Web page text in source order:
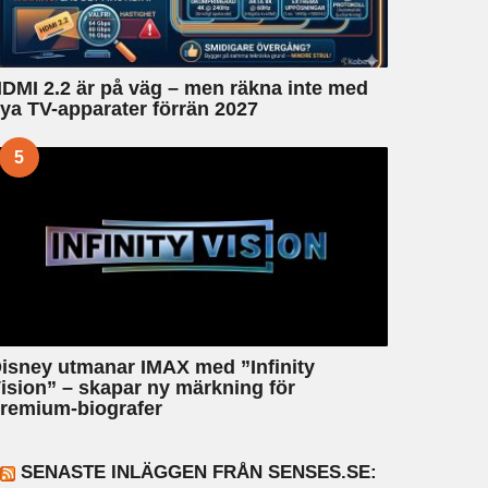
2.2 är på väg – men räkna inte med
TV-apparater förrän 2027
5
utmanar IMAX med ”Infinity
– skapar ny märkning för
biografer
SENASTE INLÄGGEN FRÅN SENSES.SE: